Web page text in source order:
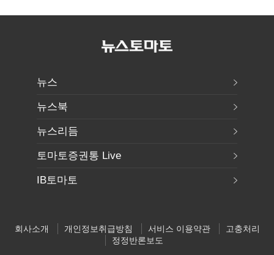
세액공제 선택이
ESS 시장 공략
전성시대
뉴스
뉴스북
뉴스리듬
토마토증권통 Live
IB토마토
회사소개 개인정보취급방침 서비스 이용약관
고충처리
정정반론보도